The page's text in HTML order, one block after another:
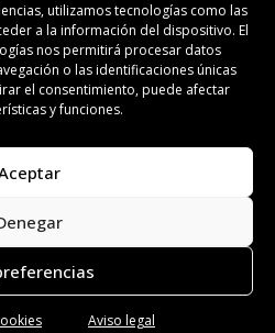
utilizamos tecnologías como las
a la información del dispositivo. El
nos permitirá procesar datos
o las identificaciones únicas
el consentimiento, puede afectar
y funciones.
Aviso legal
PUBLICIDAD
B 27443-2014
Copyright 2008-2024.
™ es una marca registrada.
Política de cookies